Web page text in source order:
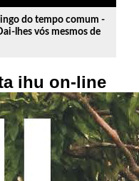
do tempo comum -
lhes vós mesmos de
ihu on-line